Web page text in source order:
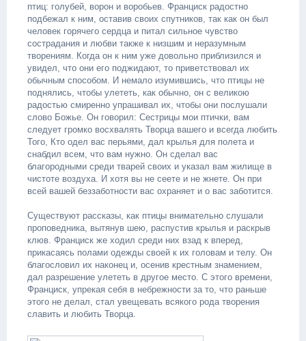
птиц: голубей, ворон и воробьев. Франциск радостно
подбежал к ним, оставив своих спутников, так как он был
человек горячего сердца и питал сильное чувство
сострадания и любви также к низшим и неразумным
творениям. Когда он к ним уже довольно приблизился и
увидел, что они его поджидают, то приветствовал их
обычным способом. И немало изумившись, что птицы не
поднялись, чтобы улететь, как обычно, он с великою
радостью смиренно упрашивал их, чтобы они послушали
слово Божье. Он говорил: Сестрицы мои птички, вам
следует громко восхвалять Творца вашего и всегда любить
Того, Кто одел вас перьями, дал крылья для полета и
снабдил всем, что вам нужно. Он сделал вас
благородными среди тварей своих и указал вам жилище в
чистоте воздуха. И хотя вы не сеете и не жнете. Он при
всей вашей беззаботности вас охраняет и о вас заботится.
Существуют рассказы, как птицы внимательно слушали
проповедника, вытянув шею, распустив крылья и раскрыв
клюв. Франциск же ходил среди них взад к вперед,
прикасаясь полами одежды своей к их головам и телу. Он
благословил их наконец и, осенив крестным знамением,
дал разрешение улететь в другое место. С этого времени,
Франциск, упрекая себя в небрежности за то, что раньше
этого не делал, стал увещевать всякого рода творения
славить и любить Творца.